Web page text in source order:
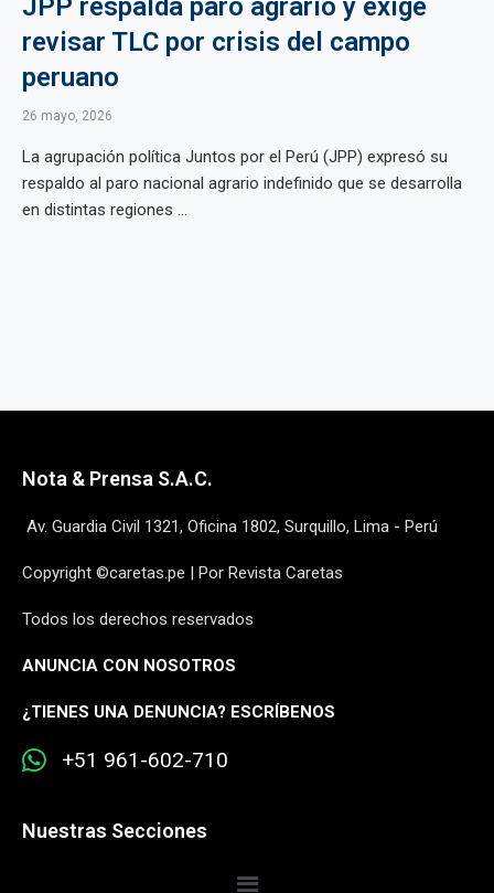
JPP respalda paro agrario y exige
revisar TLC por crisis del campo
peruano
26 mayo, 2026
La agrupación política Juntos por el Perú (JPP) expresó su
respaldo al paro nacional agrario indefinido que se desarrolla
en distintas regiones ...
Nota & Prensa S.A.C.
Av. Guardia Civil 1321, Oficina 1802, Surquillo, Lima - Perú
Copyright ©caretas.pe | Por Revista Caretas
Todos los derechos reservados
ANUNCIA CON NOSOTROS
¿TIENES UNA DENUNCIA? ESCRÍBENOS
+51 961-602-710
Nuestras Secciones